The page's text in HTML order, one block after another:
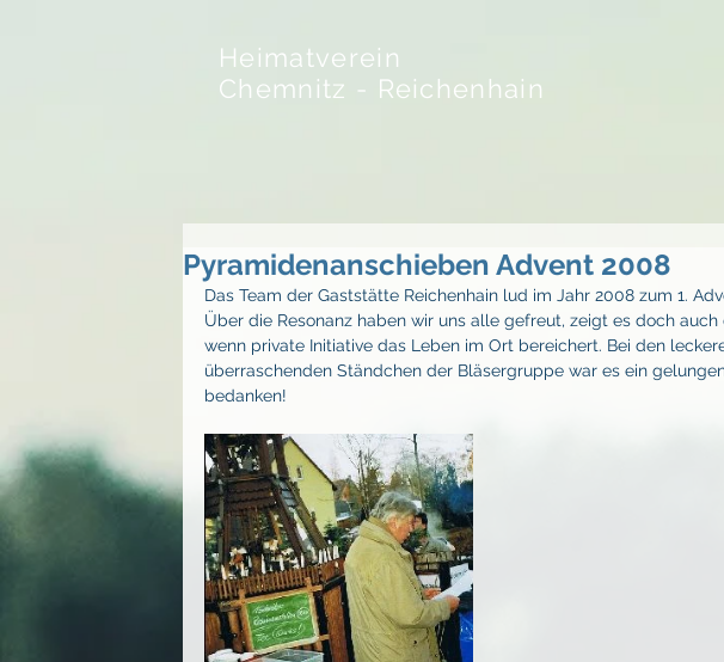
Heimatverein
Chemnitz - Reichenhain
Pyramidenanschieben Advent 2008
Das Team der Gaststätte Reichenhain lud im Jahr 2008 zum 1.
Über die Resonanz haben wir uns alle gefreut, zeigt es doch
wenn private Initiative das Leben im Ort bereichert. Bei den
überraschenden Ständchen der Bläsergruppe war es ein
bedanken!